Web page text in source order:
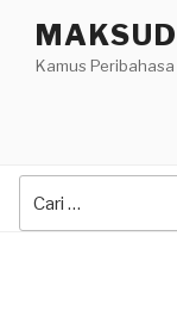
content
Kamus